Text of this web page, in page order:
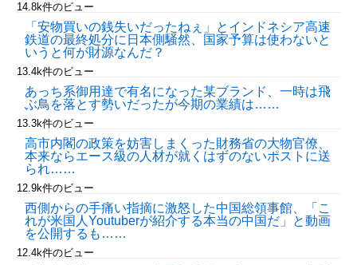
14.8k件のビュー
「安物買いの銭失いだったねぇ」とインドネシア高速
鉄道の最終処分に日本側騒然、国家予算は使わないと
いうと何が財源なんだ？
13.4k件のビュー
あっち系御用達で有名になった某ブランド、一時は飛
ぶ鳥を落とす勢いだったが今期の業績は……
13.3k件のビュー
高市内閣の政策を妨害しまくった財務省の大物官僚、
本来ならエース級の人材が就くはずのないポストに送
られ……
12.9k件のビュー
西側からの手痛い指摘に激怒した中国総領事館、「こ
れが米国人Youtuberが紹介する本当の中国だ」と動画
を公開するも……
12.4k件のビュー